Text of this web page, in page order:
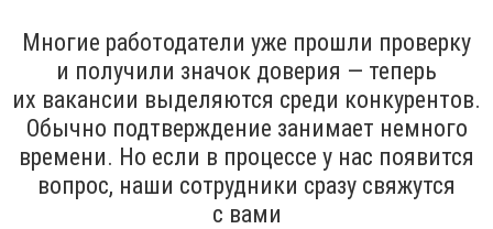
Многие работодатели уже прошли проверку
и получили значок доверия — теперь
их вакансии выделяются среди конкурентов.
Обычно подтверждение занимает немного
времени. Но если в процессе у нас появится
вопрос, наши сотрудники сразу свяжутся
с вами